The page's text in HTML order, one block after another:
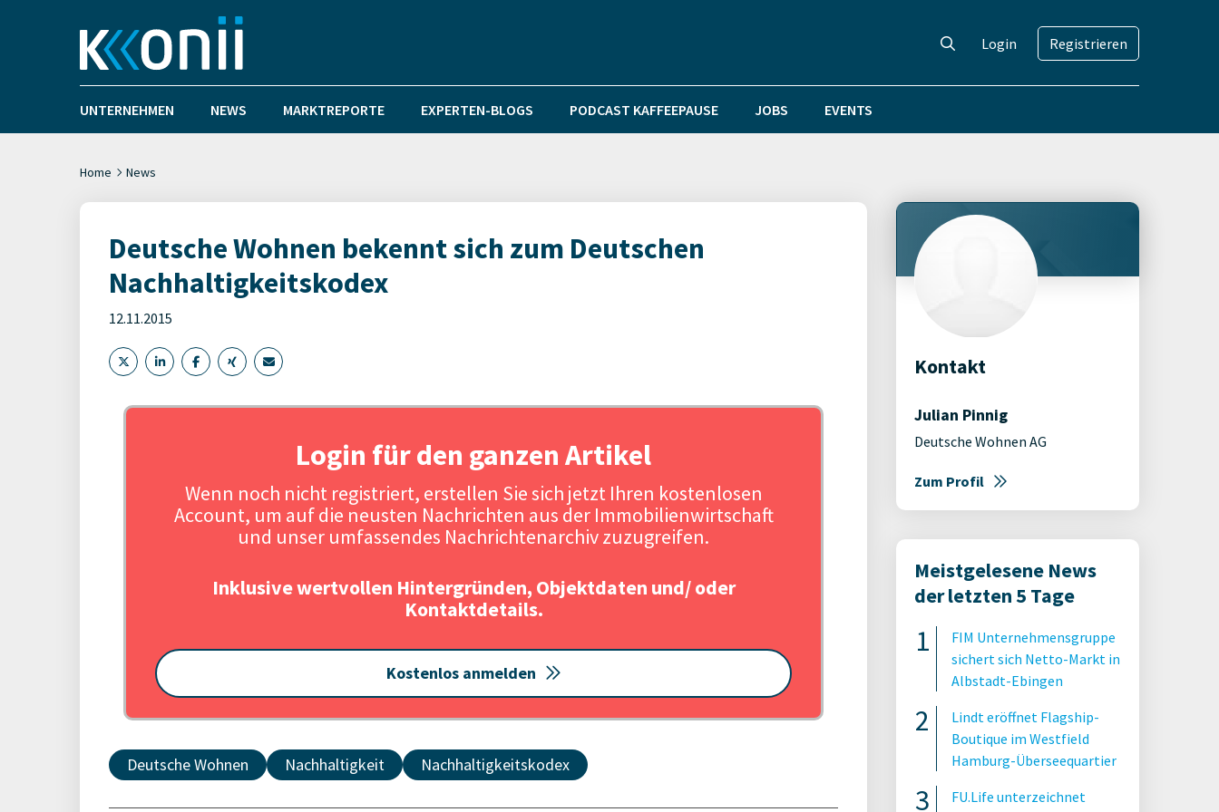
Login Registrieren
UNTERNEHMEN NEWS MARKTREPORTE EXPERTEN-BLOGS PODCAST KAFFEEPAUSE JOBS EVENTS
Home News
Deutsche Wohnen bekennt sich zum Deutschen
Nachhaltigkeitskodex
12.11.2015
Login für den ganzen Artikel
Wenn noch nicht registriert, erstellen Sie sich jetzt Ihren kostenlosen
Account, um auf die neusten Nachrichten aus der Immobilienwirtschaft
und unser umfassendes Nachrichtenarchiv zuzugreifen.
Inklusive wertvollen Hintergründen, Objektdaten und/ oder
Kontaktdetails.
Kostenlos anmelden
Deutsche Wohnen Nachhaltigkeit Nachhaltigkeitskodex
Kontakt
Julian Pinnig
Deutsche Wohnen AG
Zum Profil
Meistgelesene News
der letzten 5 Tage
FIM Unternehmensgruppe
sichert sich Netto-Markt in
Albstadt-Ebingen
Lindt eröffnet Flagship-
Boutique im Westfield
Hamburg-Überseequartier
FU.Life unterzeichnet